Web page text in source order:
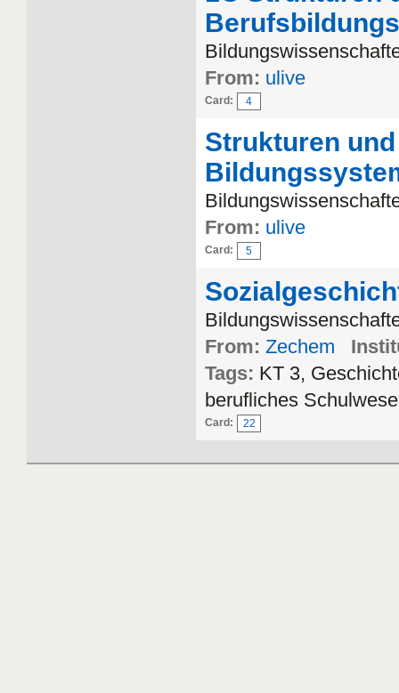
From: ulive
Card: 4
Strukturen
From: ulive
Card: 5
From: Zechem
Tags: KT 3,
berufliches
Card: 22